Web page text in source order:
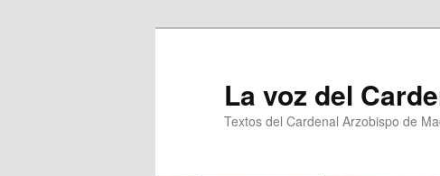
La voz del
Textos del Cardenal Arzobispo de